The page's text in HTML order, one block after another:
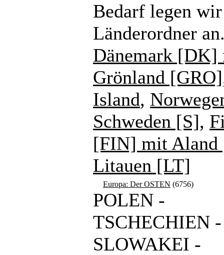
Bedarf legen wir
Länderordner
Dänemark [DK]
Grönland [GRO]
Island,
Schweden [S],
[FIN] mit
Litauen [LT]
Europa: Der OSTEN (6756)
POLEN -
TSCHECHIEN -
SLOWAKEI -